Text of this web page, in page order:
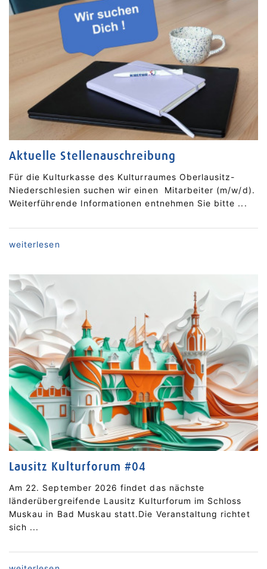
Aktuelle Stellenauschreibung
Für die Kulturkasse des Kulturraumes Oberlausitz-
Niederschlesien suchen wir einen Mitarbeiter (m/w/d).
Weiterführende Informationen entnehmen Sie bitte ...
weiterlesen
Lausitz Kulturforum #04
Am 22. September 2026 findet das nächste
länderübergreifende Lausitz Kulturforum im Schloss
Muskau in Bad Muskau statt.Die Veranstaltung richtet
sich ...